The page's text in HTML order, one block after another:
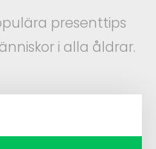
presenttips
i alla åldrar.